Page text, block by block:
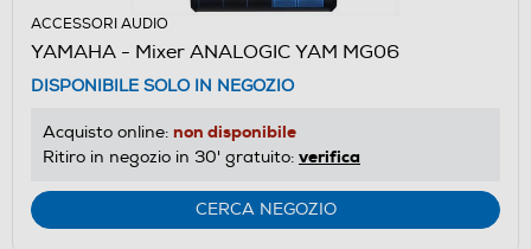
ACCESSORI AUDIO
YAMAHA - Mixer ANALOGIC YAM MG06
DISPONIBILE SOLO IN NEGOZIO
Acquisto online: non disponibile
Ritiro in negozio in 30' gratuito: verifica
CERCA NEGOZIO